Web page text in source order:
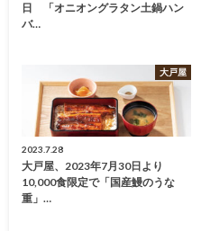
日 「オニオングラタン土鍋ハン
バ…
大戸屋
2023.7.28
大戸屋、2023年7月30日より
10,000食限定で「国産鰻のうな
重」…